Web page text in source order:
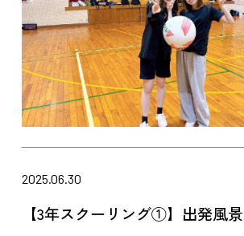
2025.06.30
【3年スクーリング①】出発風景